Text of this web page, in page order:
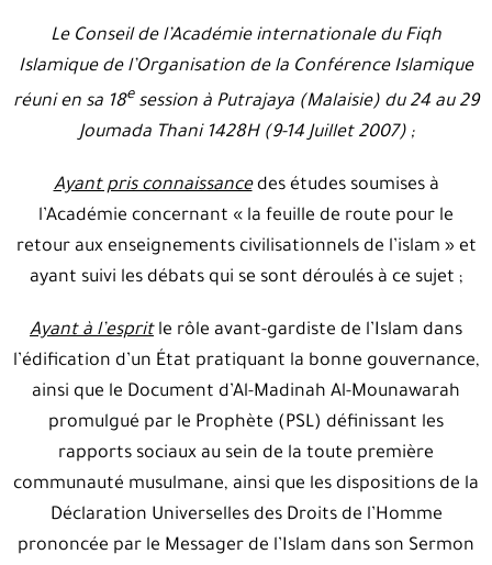
Le Conseil de l’Académie internationale du Fiqh
Islamique de l’Organisation de la Conférence Islamique
réuni en sa 18e session à Putrajaya (Malaisie) du 24 au 29
Joumada Thani 1428H (9-14 Juillet 2007) ;
Ayant pris connaissancedes études soumises à
l’Académie concernant « la feuille de route pour le
retour aux enseignements civilisationnels de l’islam » et
ayant suivi les débats qui se sont déroulés à ce sujet ;
Ayant à l’espritle rôle avant-gardiste de l’Islam dans
l’édification d’un État pratiquant la bonne gouvernance,
ainsi que le Document d’Al-Madinah Al-Mounawarah
promulgué par le Prophète (PSL) définissant les
rapports sociaux au sein de la toute première
communauté musulmane, ainsi que les dispositions de la
Déclaration Universelles des Droits de l’Homme
prononcée par le Messager de l’Islam dans son Sermon